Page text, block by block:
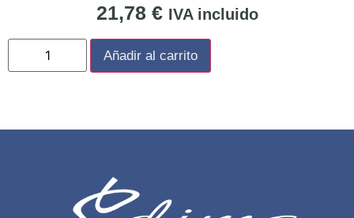
21,78 € IVA incluido
Añadir al carrito